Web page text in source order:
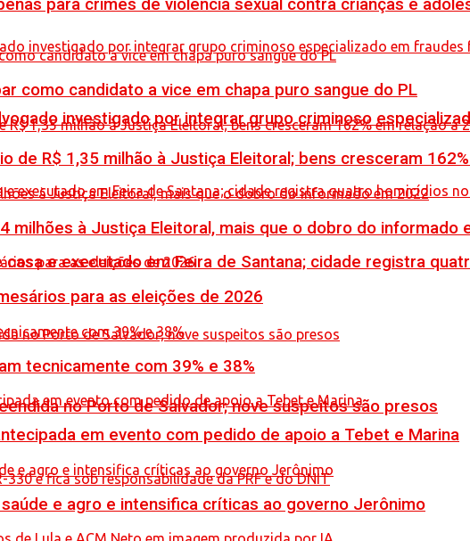
investigado por integrar grupo criminoso
e executado em Feira de Santana; cidade registra
no Porto de Salvador; nove suspeitos são presos
para crimes de violência sexual contra crianças e
como candidato a vice em chapa puro sangue do PL
de R$ 1,35 milhão à Justiça Eleitoral; bens cresceram
milhões à Justiça Eleitoral, mais que o dobro do informado
para as eleições de 2026
tecnicamente com 39% e 38%
em evento com pedido de apoio a Tebet e Marina
e agro e intensifica críticas ao governo Jerônimo